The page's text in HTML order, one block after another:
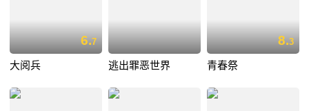
6.7
大阅兵 逃出罪恶世界
8.3
青春祭